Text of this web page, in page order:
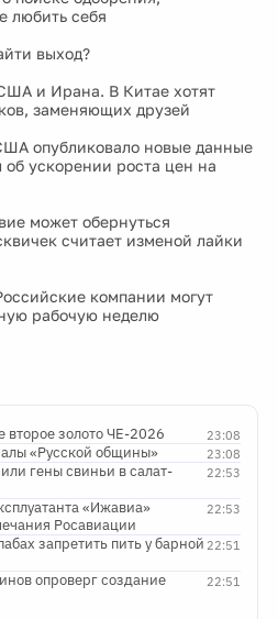
любить себя
выход?
и Ирана. В Китае хотят
заменяющих друзей
опубликовало новые данные
ускорении роста цен на
может обернуться
считает изменой лайки
компании могут
рабочую неделю
23:08
второе золото ЧЕ-2026
23:08
«Русской общины»
22:53
гены свиньи в салат-
22:53
«Ижавиа»
Росавиации
22:51
запретить пить у барной
22:51
опроверг создание